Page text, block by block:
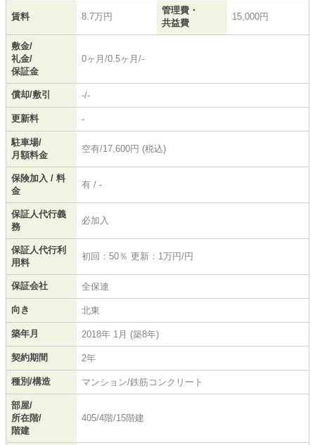
賃料 8.7万円
管理費・
共益費
15,000円
敷金/
礼金/
保証金
0ヶ月/0.5ヶ月/-
償却/敷引 -/-
更新料 -
駐車場/
月額料金
空有/17,600円 (税込)
保険加入 / 料
金
有 / -
保証人代行義
務
必加入
保証人代行利
用料
初回：50％ 更新：1万円/円
保証会社 全保連
向き 北東
築年月 2018年 1月 (築8年)
契約期間 2年
種別/構造 マンション/鉄筋コンクリート
部屋/
所在階/
階建
405/4階/15階建